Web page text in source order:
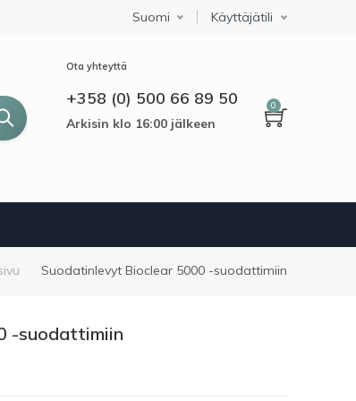
Select your language
Suomi Käyttäjätili
Ota yhteyttä
+358 (0) 500 66 89 50
Arkisin klo 16:00 jälkeen
0
Suodatinlevyt Bioclear 5000 -suodattimiin
-suodattimiin